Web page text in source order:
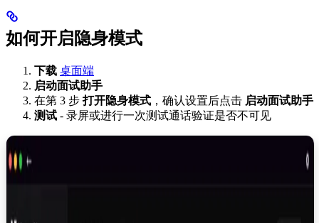
如何开启隐身模式
下载 桌面端
启动面试助手
在第 3 步打开隐身模式 ，确认设置后点击 启动面试助手
测试 - 录屏或进行一次测试通话验证是否不可见